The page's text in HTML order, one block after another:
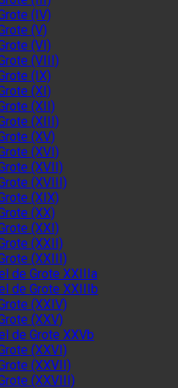
(IV)
(V)
(VI)
(VIII)
(IX)
(XI)
(XII)
(XIII)
(XV)
(XVI)
(XVII)
(XVIII)
(XIX)
(XX)
(XXI)
(XXII)
(XXIII)
de Grote XXIIIa
de Grote XXIIIb
(XXIV)
(XXV)
de Grote XXVb
(XXVI)
(XXVII)
(XXVIII)